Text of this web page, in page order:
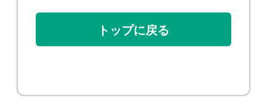
トップに戻る